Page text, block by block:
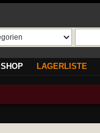
SHOP LAGERLISTE